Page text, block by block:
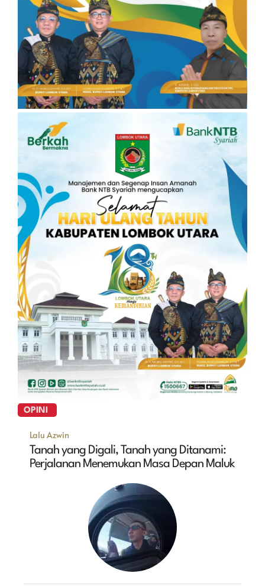
OPINI
Lalu Azwin
Tanah yang Digali, Tanah yang Ditanami:
Perjalanan Menemukan Masa Depan Maluk